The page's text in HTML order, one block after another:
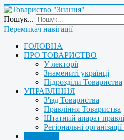
Пошук...
Перемикач навігації
ГОЛОВНА
ПРО ТОВАРИСТВО
У лекторії
Знамениті українці
Підрозділи Товариства
УПРАВЛІННЯ
З'їзд Товариства
Правління Товариства
Штатний апарат
Регіональні